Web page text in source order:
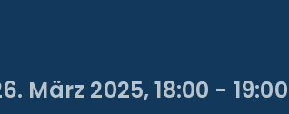
März 2025, 18:00 - 19:00